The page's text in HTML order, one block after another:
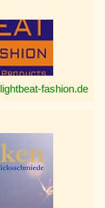
lightbeat-fashion.de